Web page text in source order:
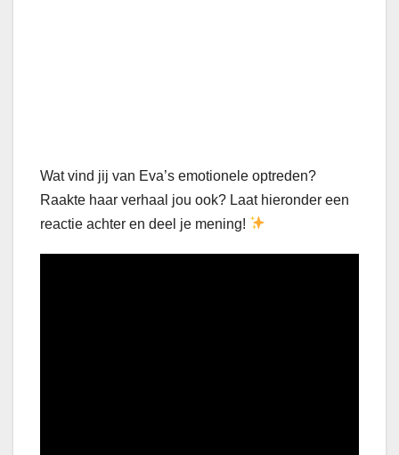
Wat vind jij van Eva’s emotionele optreden?
Raakte haar verhaal jou ook? Laat hieronder een
reactie achter en deel je mening!